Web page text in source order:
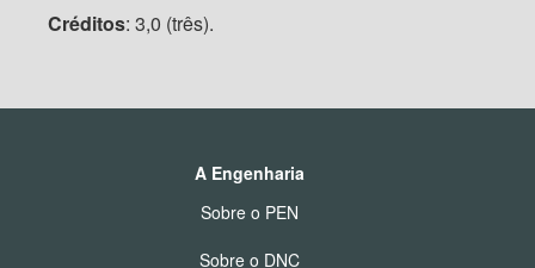
Créditos: 3,0 (três).
A Engenharia
Sobre o PEN
Sobre o DNC